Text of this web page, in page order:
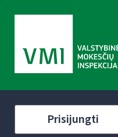
Prisijungti